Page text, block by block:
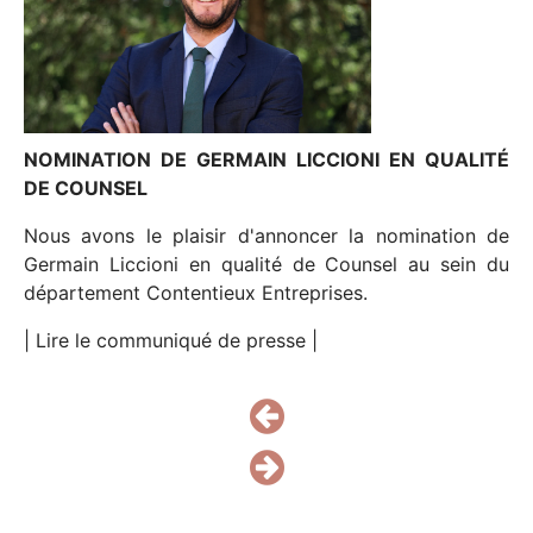
NOS PARTENAIRES
NOUS REJOINDRE
CONTACT
NOMINATION DE GERMAIN LICCIONI EN QUALITÉ
DE COUNSEL
Nous avons le plaisir d'annoncer la nomination de
Germain Liccioni en qualité de Counsel au sein du
département Contentieux Entreprises.
| Lire le communiqué de presse |